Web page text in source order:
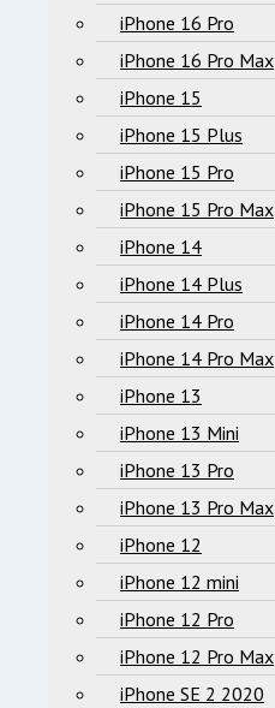
iPhone 16 Pro
iPhone 16 Pro Max
iPhone 15
iPhone 15 Plus
iPhone 15 Pro
iPhone 15 Pro Max
iPhone 14
iPhone 14 Plus
iPhone 14 Pro
iPhone 14 Pro Max
iPhone 13
iPhone 13 Mini
iPhone 13 Pro
iPhone 13 Pro Max
iPhone 12
iPhone 12 mini
iPhone 12 Pro
iPhone 12 Pro Max
iPhone SE 2 2020